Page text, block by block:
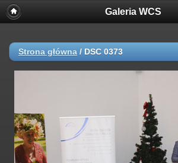
Galeria WCS
Strona główna / DSC 0373